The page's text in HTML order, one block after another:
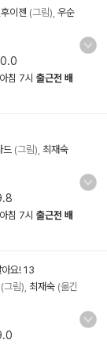
이젠 (그림), 우순
침 7시 출근전 배
드 (그림), 최재숙
침 7시 출근전 배
요! 13
(그림), 최재숙 (옮긴